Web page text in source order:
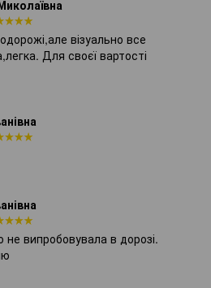
візуально все
Для своєї вартості
випробовувала в дорозі.